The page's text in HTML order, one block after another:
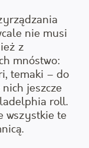
nie musi
z
mnóstwo:
temaki – do
jeszcze
roll.
wszystkie te